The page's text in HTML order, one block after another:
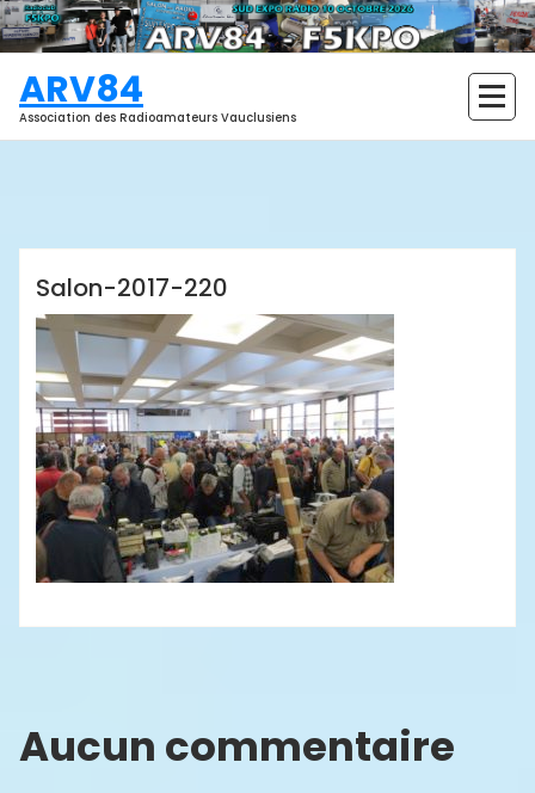
Aller
au
contenu
ARV84
Association des Radioamateurs Vauclusiens
Salon-2017-220
Aucun commentaire